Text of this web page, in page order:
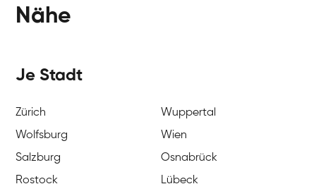
Nähe
Je Stadt
Zürich
Wuppertal
Wolfsburg
Wien
Salzburg
Osnabrück
Rostock
Lübeck